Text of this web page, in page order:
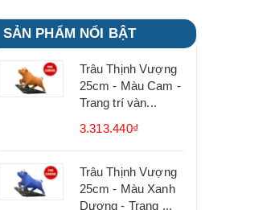
SẢN PHẨM NỔI BẬT
Trâu Thịnh Vượng
25cm - Màu Cam -
Trang trí vàn...
3.313.440₫
Trâu Thịnh Vượng
25cm - Màu Xanh
Dương - Trang ...